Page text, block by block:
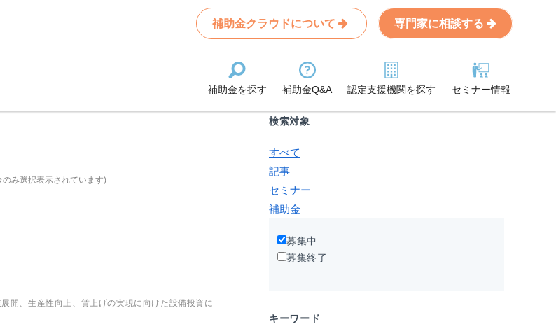
補助金クラウドについて 専門家に相談する
補助金を探す 補助金Q&A 認定支援機関を探す セミナー情報
み選択表示されています)
開、生産性向上、賃上げの実現に向けた設備投資に
Search
条件から記事を探す
検索対象
すべて
記事
セミナー
補助金
募集中
募集終了
キーワード